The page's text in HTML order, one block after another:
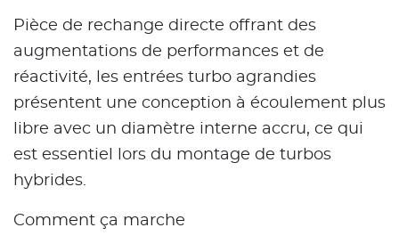
Pièce de rechange directe offrant des
augmentations de performances et de
réactivité, les entrées turbo agrandies
présentent une conception à écoulement plus
libre avec un diamètre interne accru, ce qui
est essentiel lors du montage de turbos
hybrides.
Comment ça marche